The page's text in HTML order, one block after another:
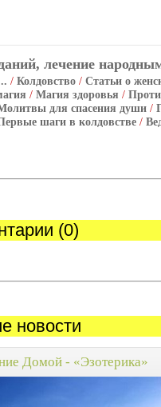
лечение
/ Колдовство / Статьи о
/ Магия здоровья /
для спасения души /
шаги в колдовстве /
(0)
новости
Домой - «Эзотерика»